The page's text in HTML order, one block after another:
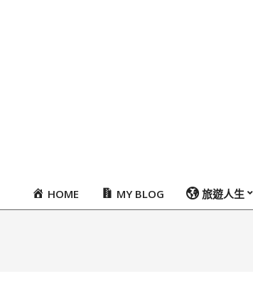
PrimaryHOME MY BLOG 旅遊人生